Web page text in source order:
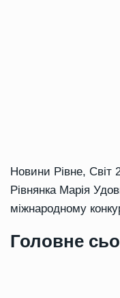
Новини Рівне, Світ
Рівнянка Марія
міжнародному
Головне